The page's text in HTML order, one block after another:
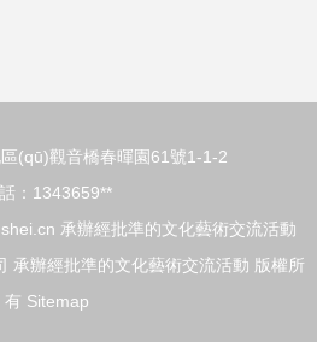
(qū)觀音橋春暉園61號1-1-2
：1343659**
承辦經批準的文化藝術交流活動
承辦經批準的文化藝術交流活動 版權所
有 Sitemap